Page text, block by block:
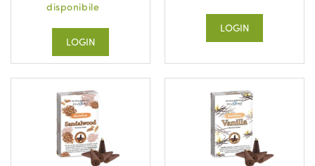
disponibile
LOGIN
LOGIN